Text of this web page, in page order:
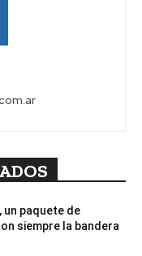
un paquete de
siempre la bandera